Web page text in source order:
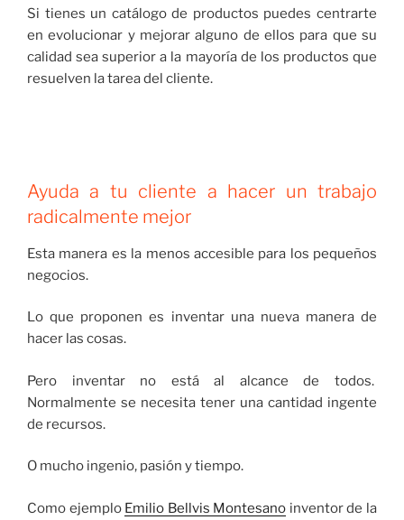
Si tienes un catálogo de productos puedes centrarte
en evolucionar y mejorar alguno de ellos para que su
calidad sea superior a la mayoría de los productos que
resuelven la tarea del cliente.
Ayuda a tu cliente a hacer un trabajo
radicalmente mejor
Esta manera es la menos accesible para los pequeños
negocios.
Lo que proponen es inventar una nueva manera de
hacer las cosas.
Pero inventar no está al alcance de todos.
Normalmente se necesita tener una cantidad ingente
de recursos.
O mucho ingenio, pasión y tiempo.
Como ejemplo Emilio Bellvis Montesano inventor de la